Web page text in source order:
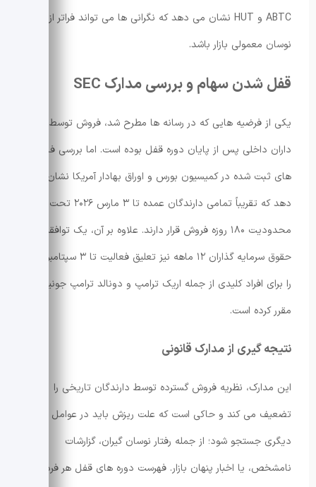
ABTC و HUT نشان می دهد که نگرانی ها می تواند فراتر از یک
نوسان معمولی بازار باشد.
قفل شدن سهام و بررسی مدارک SEC
یکی از فرضیه هایی که در رسانه ها مطرح شد، فروش توسط سهام
داران داخلی پس از پایان دوره قفل بوده است. اما بررسی فایل
های ثبت شده در کمیسیون بورس و اوراق بهادار آمریکا نشان می
دهد که تقریباً تمامی دارندگان عمده تا ۳ مارس ۲۰۲۶ تحت
محدودیت ۱۸۰ روزه فروش قرار دارند. علاوه بر آن، یک توافقنامه
را برای افراد کلیدی از جمله اریک ترامپ و دونالد ترامپ جونیور
مقرر کرده است.
نتیجه گیری از مدارک قانونی
این مدارک، نظریه فروش گسترده توسط دارندگان تاریخی را
تضعیف می کند و حاکی است که علت ریزش باید در عوامل
دیگری جستجو شود؛ از جمله رفتار نوسان گیران، گزارشات
نامشخص، یا اخبار پنهان بازار. فهرست دوره های قفل هر فرد نیز